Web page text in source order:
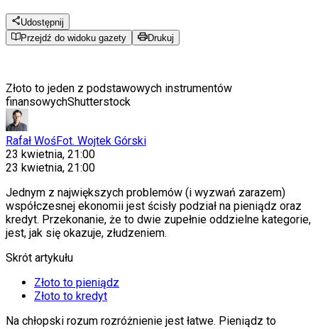
Udostępnij
Przejdź do widoku gazety
Drukuj
Złoto to jeden z podstawowych instrumentów
finansowychShutterstock
Rafał WośFot. Wojtek Górski
23 kwietnia, 21:00
23 kwietnia, 21:00
Jednym z największych problemów (i wyzwań zarazem)
współczesnej ekonomii jest ścisły podział na pieniądz oraz
kredyt. Przekonanie, że to dwie zupełnie oddzielne kategorie,
jest, jak się okazuje, złudzeniem.
Skrót artykułu
Złoto to pieniądz
Złoto to kredyt
Na chłopski rozum rozróżnienie jest łatwe. Pieniądz to